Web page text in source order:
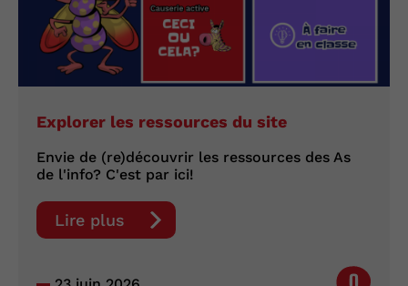
Explorer les ressources du site
Envie de (re)découvrir les ressources des As
de l'info? C'est par ici!
Lire plus